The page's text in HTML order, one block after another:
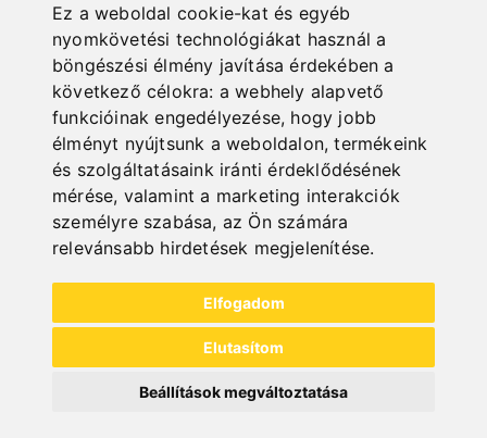
Ez a weboldal cookie-kat és egyéb
nyomkövetési technológiákat használ a
böngészési élmény javítása érdekében a
következő célokra: a webhely alapvető
funkcióinak engedélyezése, hogy jobb
élményt nyújtsunk a weboldalon,termékeink
és szolgáltatásaink iránti érdeklődésének
mérése, valamint a marketing interakciók
személyre szabása, az Ön számára
relevánsabb hirdetések megjelenítése.
Elfogadom
Elutasítom
Beállítások megváltoztatása
TÁNYÉRCSISZOLÓGÉP TS 300 P / 230 V
354,00 EUR 300,90 EUR
In Stock